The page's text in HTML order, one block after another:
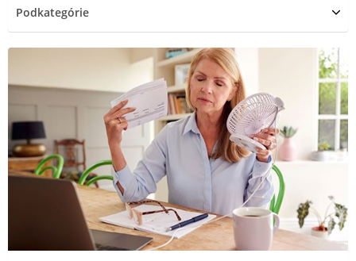
Podkategórie